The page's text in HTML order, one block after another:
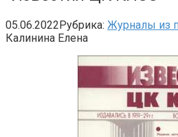
05.06.2022Рубрика: Журналы из
Калинина Елена